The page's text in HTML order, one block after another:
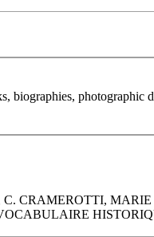
biographies,
MARIE